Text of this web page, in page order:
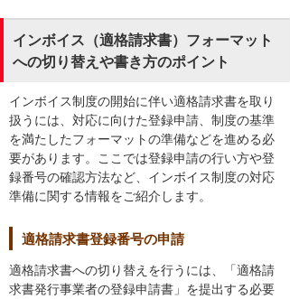
インボイス（適格請求書）フォーマット
への切り替えや書き方のポイント
インボイス制度の開始に伴い適格請求書を取り
扱うには、対応に向けた登録申請、制度の基準
を満たしたフォーマットの準備などを進める必
要があります。ここでは登録申請の行い方や登
録番号の確認方法など、インボイス制度の対応
準備に関する情報をご紹介します。
適格請求書登録番号の申請
適格請求書への切り替えを行うには、「適格請
求書発行事業者の登録申請書」を提出する必要